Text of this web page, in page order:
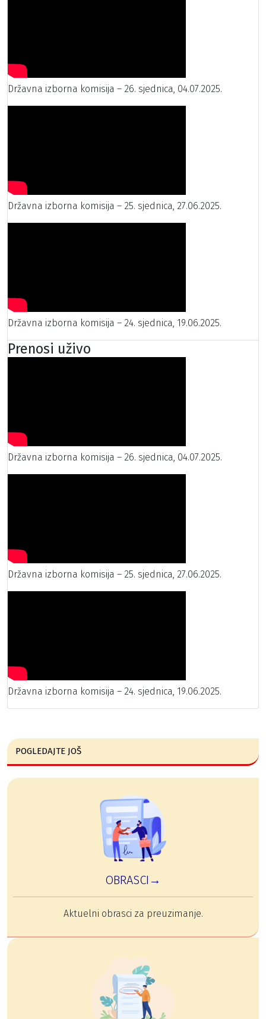
Državna izborna komisija – 26. sjednica, 04.07.2025.
Državna izborna komisija – 25. sjednica, 27.06.2025.
Državna izborna komisija – 24. sjednica, 19.06.2025.
Prenosi uživo
Državna izborna komisija – 26. sjednica, 04.07.2025.
Državna izborna komisija – 25. sjednica, 27.06.2025.
Državna izborna komisija – 24. sjednica, 19.06.2025.
POGLEDAJTE JOŠ
OBRASCI→
Aktuelni obrasci za preuzimanje.